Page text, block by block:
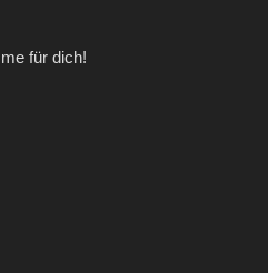
für dich!